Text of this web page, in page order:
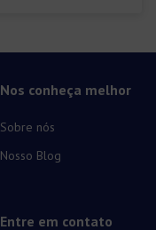
Nos conheça melhor
Sobre nós
Nosso Blog
Entre em contato